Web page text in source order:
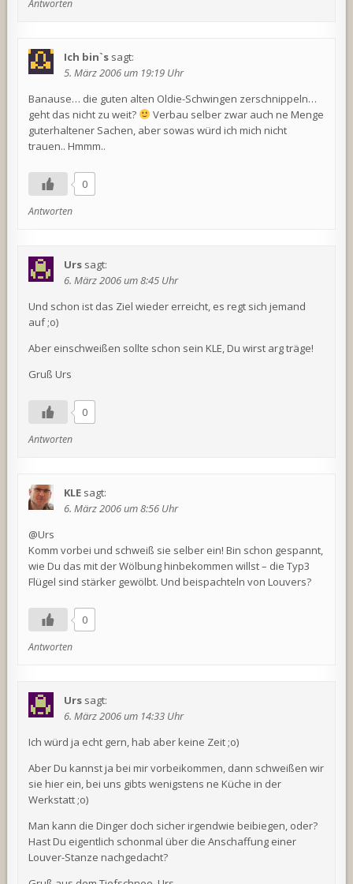
Antworten
Ich bin`s sagt:
5. März 2006 um 19:19 Uhr
Banause… die guten alten Oldie-Schwingen zerschnippeln…
geht das nicht zu weit?
Verbau selber zwar auch ne Menge
guterhaltener Sachen, aber sowas würd ich mich nicht
trauen.. Hmmm..
0
Antworten
Urs sagt:
6. März 2006 um 8:45 Uhr
Und schon ist das Ziel wieder erreicht, es regt sich jemand
auf ;o)
Aber einschweißen sollte schon sein KLE, Du wirst arg träge!
Gruß Urs
0
Antworten
KLE sagt:
6. März 2006 um 8:56 Uhr
@Urs
Komm vorbei und schweiß sie selber ein! Bin schon gespannt,
wie Du das mit der Wölbung hinbekommen willst – die Typ3
Flügel sind stärker gewölbt. Und beispachteln von Louvers?
0
Antworten
Urs sagt:
6. März 2006 um 14:33 Uhr
Ich würd ja echt gern, hab aber keine Zeit ;o)
Aber Du kannst ja bei mir vorbeikommen, dann schweißen wir
sie hier ein, bei uns gibts wenigstens ne Küche in der
Werkstatt ;o)
Man kann die Dinger doch sicher irgendwie beibiegen, oder?
Hast Du eigentlich schonmal über die Anschaffung einer
Louver-Stanze nachgedacht?